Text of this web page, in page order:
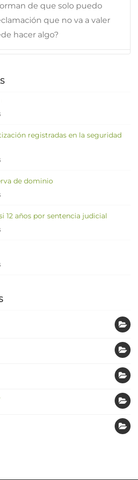
de que solo puedo
que no va a valer
hacer algo?
registradas en la seguridad
de dominio
12 años por sentencia judicial